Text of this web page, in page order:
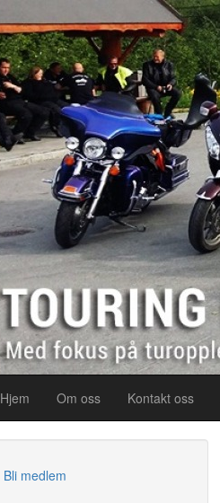
Hjem Om oss Kontakt oss
Bli medlem